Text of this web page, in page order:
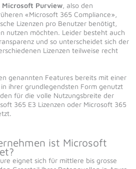
Microsoft Purview, also den
«Microsoft 365 Compliance»,
Lizenzen pro Benutzer benötigt,
nutzen möchten. Leider besteht auch
und so unterscheidet sich der
Lizenzen teilweise recht
genannten Features bereits mit einer
in ihrer grundlegendsten Form genutzt
für die volle Nutzungsbreite der
365 E3 Lizenzen oder Microsoft 365
ist Microsoft
eignet sich für mittlere bis grosse